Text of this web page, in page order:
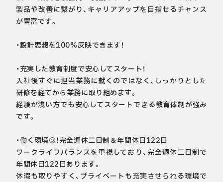
製品や改善に繋がり、キャリアアップを目指せるチャンス
が豊富です。
・設計思想を100%反映できます！
・充実した教育制度で安心してスタート！
入社後すぐに担当業務に就くのではなく、しっかりとした
研修を経てから業務に取り組めます。
経験が浅い方でも安心してスタートできる教育体制が強み
です。
・働く環境◎！完全週休二日制＆年間休日122日
ワークライフバランスを重視しており、完全週休二日制で
年間休日122日あります。
休暇も取りやすく、プライベートも充実させられる環境で